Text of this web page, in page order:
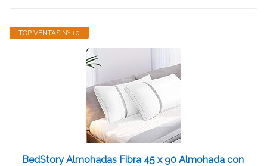
TOP VENTAS Nº 10
BedStory Almohadas Fibra 45 x 90 Almohada con